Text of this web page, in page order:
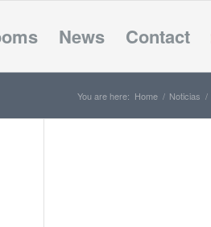
News Contact
You are here: Home / Noticias /